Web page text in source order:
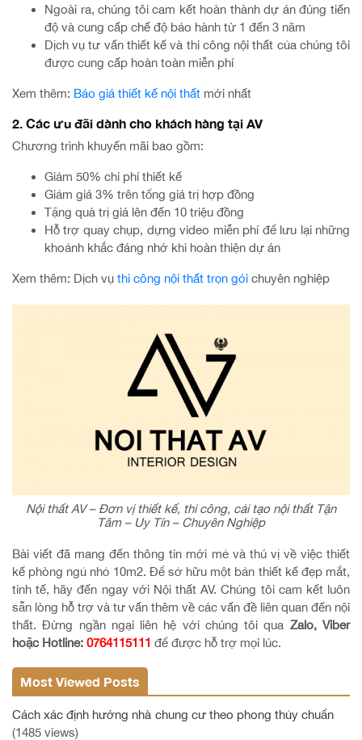
Ngoài ra, chúng tôi cam kết hoàn thành dự án đúng tiến
độ và cung cấp chế độ bảo hành từ 1 đến 3 năm
Dịch vụ tư vấn thiết kế và thi công nội thất của chúng tôi
được cung cấp hoàn toàn miễn phí
Xem thêm: Báo giá thiết kế nội thất mới nhất
2. Các ưu đãi dành cho khách hàng tại AV
Chương trình khuyến mãi bao gồm:
Giảm 50% chi phí thiết kế
Giảm giá 3% trên tổng giá trị hợp đồng
Tặng quà trị giá lên đến 10 triệu đồng
Hỗ trợ quay chụp, dựng video miễn phí để lưu lại những
khoảnh khắc đáng nhớ khi hoàn thiện dự án
Xem thêm: Dịch vụ thi công nội thất trọn gói chuyên nghiệp
Nội thất AV – Đơn vị thiết kế, thi công, cải tạo nội thất Tận
Tâm – Uy Tín – Chuyên Nghiệp
Bài viết đã mang đến thông tin mới mẻ và thú vị về việc thiết
kế phòng ngủ nhỏ 10m2. Để sở hữu một bản thiết kế đẹp mắt,
tinh tế, hãy đến ngay với Nội thất AV. Chúng tôi cam kết luôn
sẵn lòng hỗ trợ và tư vấn thêm về các vấn đề liên quan đến nội
thất. Đừng ngần ngại liên hệ với chúng tôi qua Zalo, Viber
hoặc Hotline: 0764115111 để được hỗ trợ mọi lúc.
Most Viewed Posts
Cách xác định hướng nhà chung cư theo phong thủy chuẩn
(1485 views)